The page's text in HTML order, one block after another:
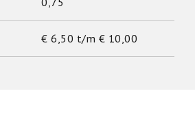
€ 6,50 t/m € 10,00